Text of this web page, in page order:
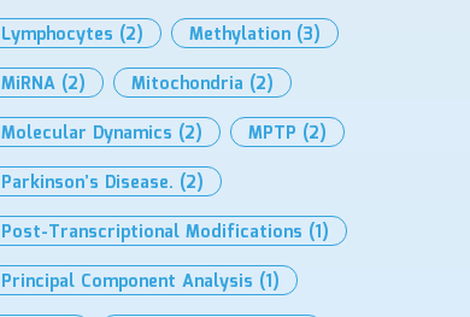
Lymphocytes (2) Methylation (3)
MiRNA (2) Mitochondria (2)
Molecular Dynamics (2) MPTP (2)
Parkinson’s Disease. (2)
Post-Transcriptional Modifications (1)
Principal Component Analysis (1)